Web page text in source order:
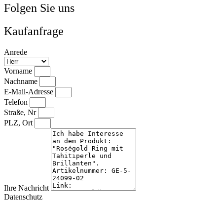
Folgen Sie uns
Kaufanfrage
Anrede
Vorname
Nachname
E-Mail-Adresse
Telefon
Straße, Nr
PLZ, Ort
Ihre Nachricht
Datenschutz